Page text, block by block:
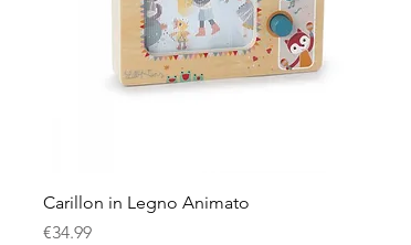
Quick View
Carillon in Legno Animato
Price
€34.99